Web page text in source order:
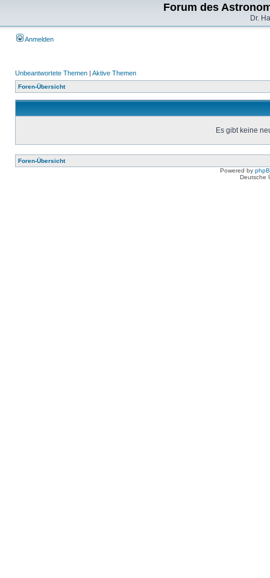
Forum des
Dr.
Anmelden
Unbeantwortete Themen | Aktive Themen
Foren-Übersicht
Es gibt keine
Foren-Übersicht
Powered by
Deutsche